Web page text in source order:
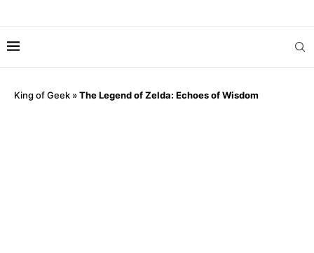
King of Geek »The Legend of Zelda: Echoes of Wisdom